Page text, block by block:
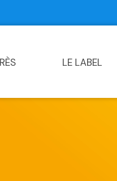
LE LABEL